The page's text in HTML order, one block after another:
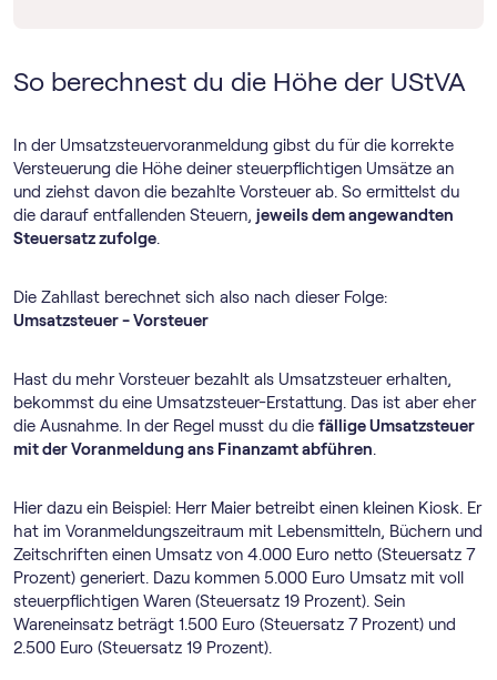
So berechnest du die Höhe der UStVA
In der Umsatz­steuer­voranmeldung gibst du für die korrekte
Versteuerung die Höhe deiner steuerpflichtigen Umsätze an
und ziehst davon die bezahlte Vorsteuer ab. So ermittelst du
die darauf entfallenden Steuern, jeweils dem angewandten
Steuersatz zufolge.
Die Zahllast berechnet sich also nach dieser Folge:
Umsatzsteuer - Vorsteuer
Hast du mehr Vorsteuer bezahlt als Umsatzsteuer erhalten,
bekommst du eine Umsatzsteuer-Erstattung. Das ist aber eher
die Ausnahme. In der Regel musst du die fällige Umsatzsteuer
mit der Voranmeldung ans Finanzamt abführen.
Hier dazu ein Beispiel: Herr Maier betreibt einen kleinen Kiosk. Er
hat im Voranmeldungszeitraum mit Lebensmitteln, Büchern und
Zeitschriften einen Umsatz von 4.000 Euro netto (Steuersatz 7
Prozent) generiert. Dazu kommen 5.000 Euro Umsatz mit voll
steuerpflichtigen Waren (Steuersatz 19 Prozent). Sein
Wareneinsatz beträgt 1.500 Euro (Steuersatz 7 Prozent) und
2.500 Euro (Steuersatz 19 Prozent).